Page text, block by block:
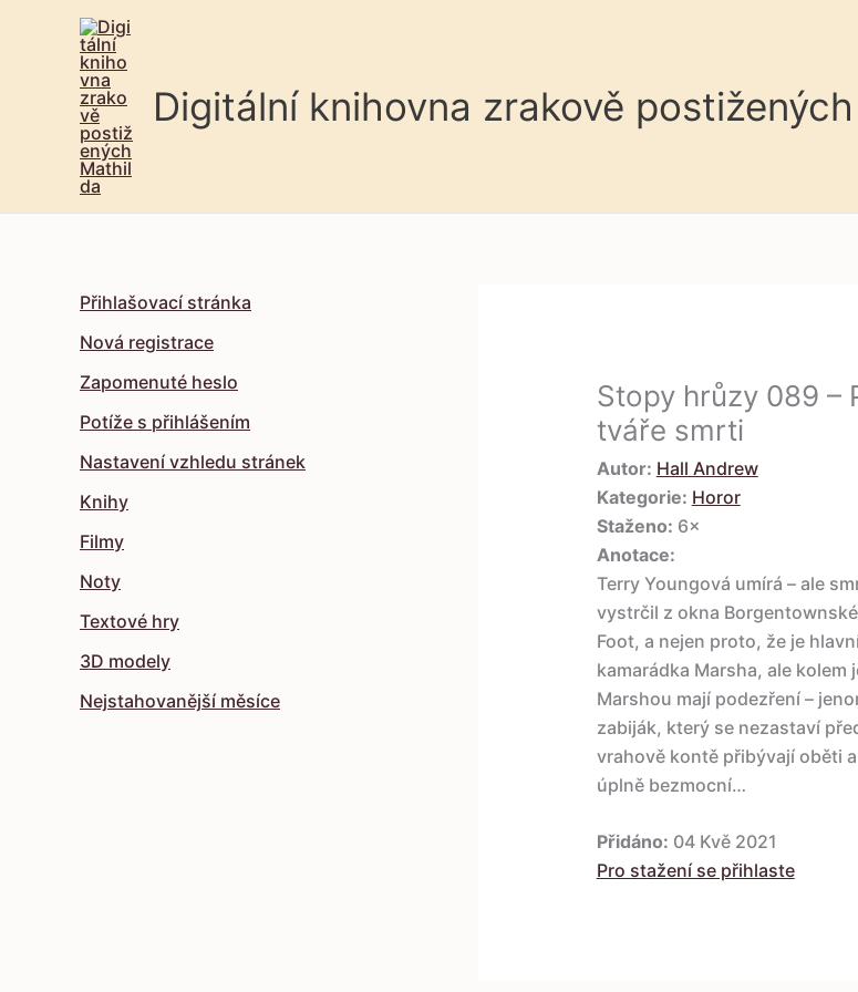
Digitální knihovna zrakově
Přihlašovací stránka
Nová registrace
Zapomenuté heslo
Potíže s přihlášením
Nastavení vzhledu stránek
Knihy
Filmy
Noty
Textové hry
3D modely
Nejstahovanější měsíce
Stopy hrůzy 089 –
tváře smrti
Autor: Hall Andrew
Kategorie: Horor
Staženo: 6×
Anotace:
Terry Youngová umírá – ale
vystrčil z okna
Foot, a nejen proto, že je
kamarádka Marsha, ale
Marshou mají podezření –
zabiják, který se nezastaví
vrahově kontě přibývají oběti
úplně bezmocní…
Přidáno: 04 Kvě 2021
Pro stažení se přihlaste